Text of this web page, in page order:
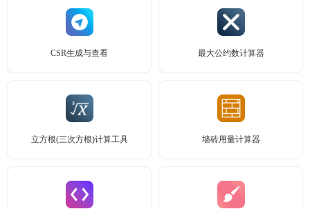
CSR生成与查看 最大公约数计算器
立方根(三次方根)计算工具 墙砖用量计算器